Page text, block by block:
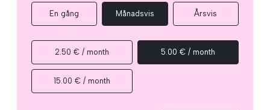
En gång Månadsvis Årsvis
2.50 € / month 5.00 € / month
15.00 € / month